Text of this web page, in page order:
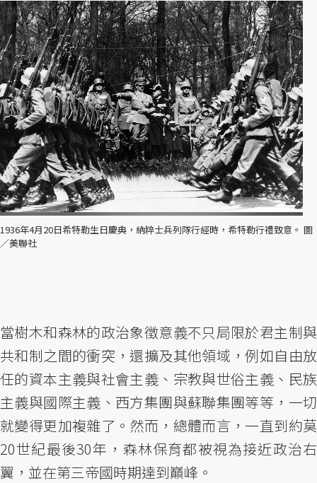
1936年4月20日希特勒生日慶典，納粹士兵列隊行經時，希特勒行禮致意。 圖
／美聯社
當樹木和森林的政治象徵意義不只局限於君主制與
共和制之間的衝突，還擴及其他領域，例如自由放
任的資本主義與社會主義、宗教與世俗主義、民族
主義與國際主義、西方集團與蘇聯集團等等，一切
就變得更加複雜了。然而，總體而言，一直到約莫
20世紀最後30年，森林保育都被視為接近政治右
翼，並在第三帝國時期達到巔峰。